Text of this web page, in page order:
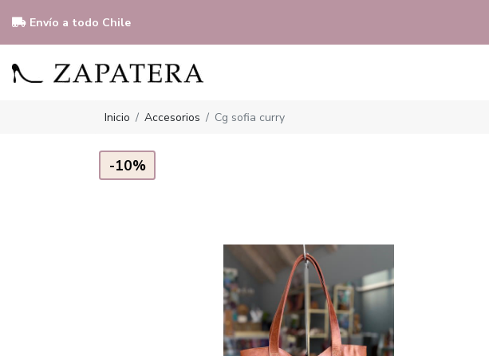
Envío a todo Chile
Inicio Accesorios Cg sofia curry
-10%